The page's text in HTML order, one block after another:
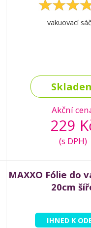
vakuovací
Akční
229
(s DPH)
MAXXO Fólie do
20cm
IHNED K